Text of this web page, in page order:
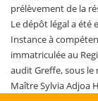
prélèvement de la
Le dépôt légal a été
Instance à
immatriculée au
audit Greffe, sous le
Maître Sylvia Adjoa